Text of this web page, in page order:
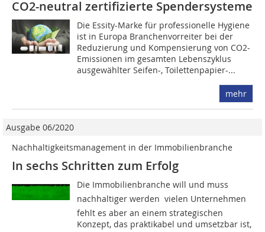
CO2-neutral zertifizierte Spendersysteme
Die Essity-Marke für professionelle Hygiene
ist in Europa Branchenvorreiter bei der
Reduzierung und Kompensierung von CO2-
Emissionen im gesamten Lebenszyklus
ausgewählter Seifen-, Toilettenpapier-...
mehr
Ausgabe 06/2020
Nachhaltigkeitsmanagement in der Immobilienbranche
In sechs Schritten zum Erfolg
Die Immobilienbranche will und muss
nachhaltiger werden  vielen Unternehmen
fehlt es aber an einem strategischen
Konzept, das praktikabel und umsetzbar ist,